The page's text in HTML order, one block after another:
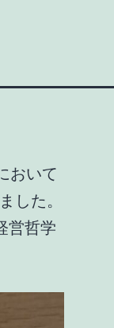
おいて
した。
営哲学